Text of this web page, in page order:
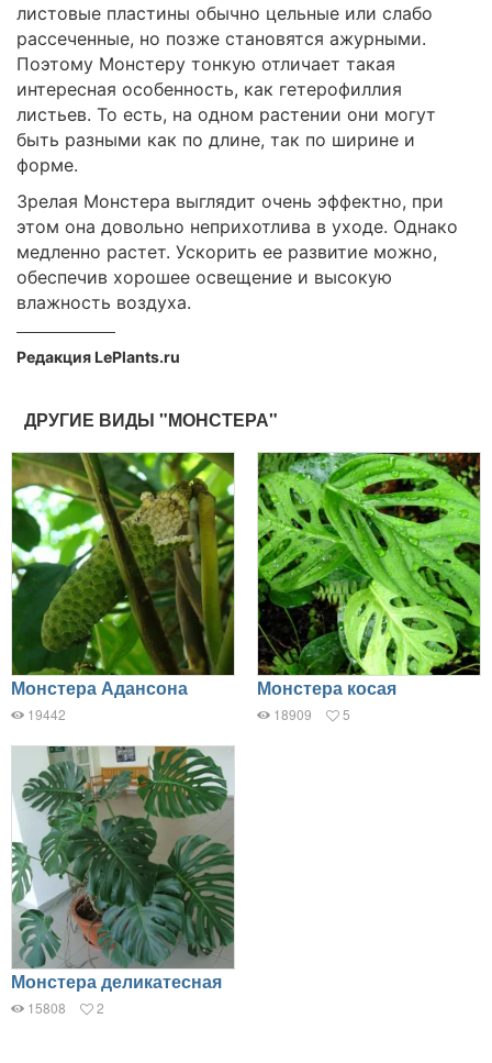
листовые пластины обычно цельные или слабо
рассеченные, но позже становятся ажурными.
Поэтому Монстеру тонкую отличает такая
интересная особенность, как гетерофиллия
листьев. То есть, на одном растении они могут
быть разными как по длине, так по ширине и
форме.
Зрелая Монстера выглядит очень эффектно, при
этом она довольно неприхотлива в уходе. Однако
медленно растет. Ускорить ее развитие можно,
обеспечив хорошее освещение и высокую
влажность воздуха.
Редакция LePlants.ru
ДРУГИЕ ВИДЫ "МОНСТЕРА"
Монстера Адансона
19442
Монстера косая
18909 5
Монстера деликатесная
15808 2